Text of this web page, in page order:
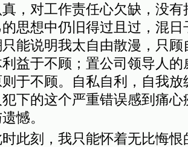
，对工作责任心欠缺，没
思想中仍旧得过且过，混
能说明我太自由散漫，只
利益于不顾；置公司领导人
于不顾。自私自利，自我放
下的这个严重错误感到痛
憾。
此刻，我只能怀着无比悔